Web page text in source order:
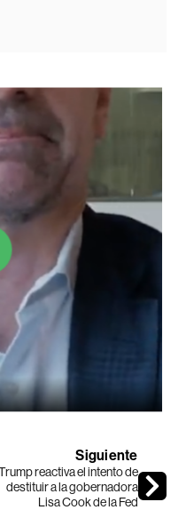
Siguiente
reactiva el intento de
destituir a la gobernadora
Lisa Cook de la Fed